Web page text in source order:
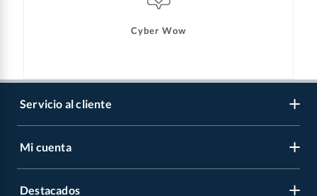
Cyber Wow
Servicio al cliente
Libro de reclamaciones
Mi cuenta
Regístrate
Destacados